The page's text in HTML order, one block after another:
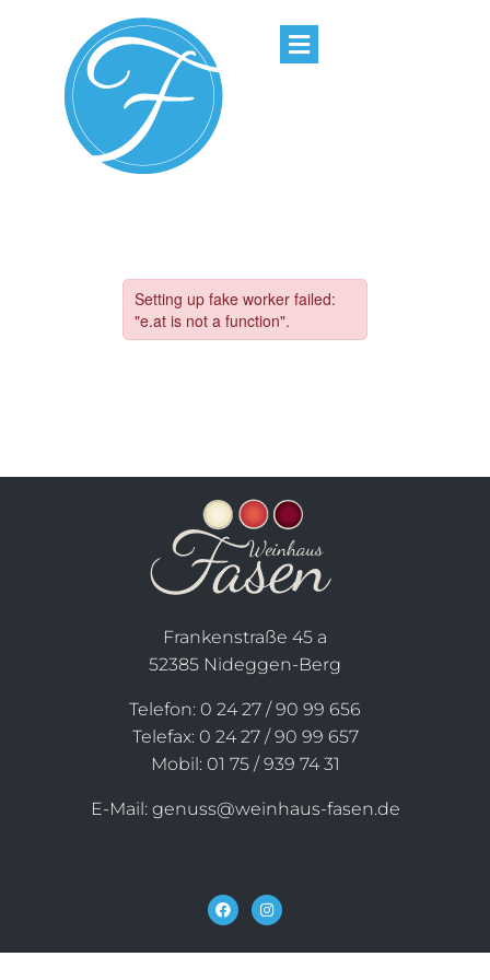
Frankenstraße 45 a
52385 Nideggen-Berg
Telefon: 0 24 27 / 90 99 656
Telefax: 0 24 27 / 90 99 657
Mobil: 01 75 / 939 74 31
E-Mail: genuss@weinhaus-fasen.de